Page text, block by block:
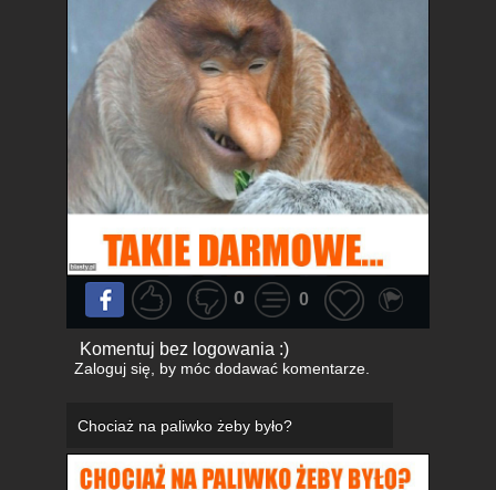
0 0
Komentuj bez logowania :)
Zaloguj się, by móc dodawać komentarze.
Chociaż na paliwko żeby było?